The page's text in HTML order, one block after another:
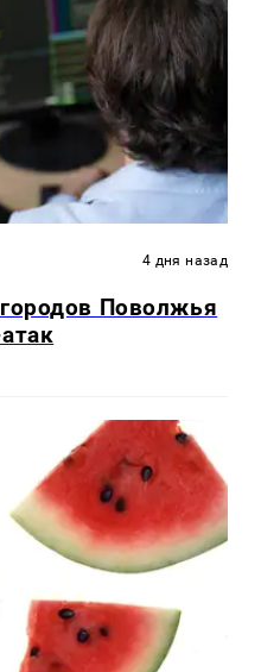
4 дня назад
Поволжья